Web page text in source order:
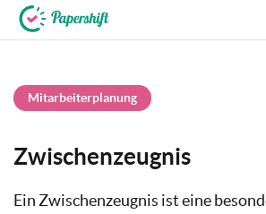
Mitarbeiterplanung
Zwischenzeugnis
Ein Zwischenzeugnis ist eine